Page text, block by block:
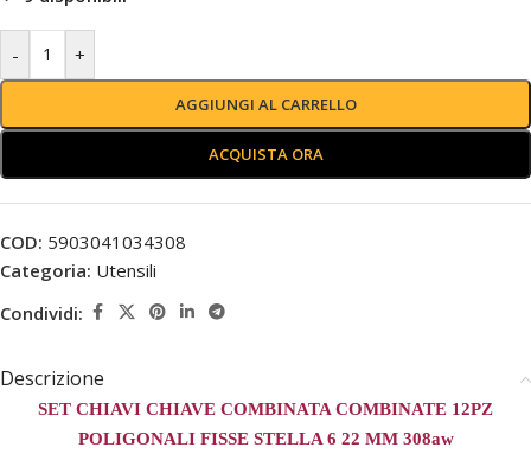
- +
AGGIUNGI AL CARRELLO
ACQUISTA ORA
COD: 5903041034308
Categoria: Utensili
Condividi:
Descrizione
SET CHIAVI CHIAVE COMBINATA COMBINATE 12PZ
POLIGONALI FISSE STELLA 6 22 MM 308aw